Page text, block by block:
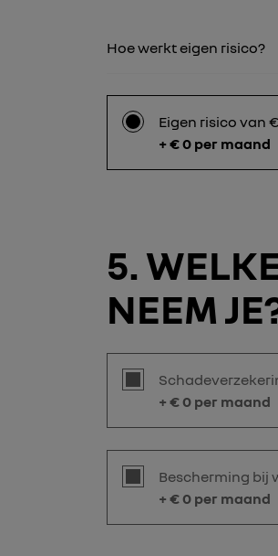
Hoe werkt eigen risico?
Eigen risico van
+ € 0 per maand
5
NEEM
+ €0 per maand
Bescherming bij
+ €0 per maand